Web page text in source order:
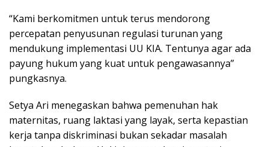
“Kami berkomitmen untuk terus mendorong
percepatan penyusunan regulasi turunan yang
mendukung implementasi UU KIA. Tentunya agar ada
payung hukum yang kuat untuk pengawasannya”
pungkasnya.
Setya Ari menegaskan bahwa pemenuhan hak
maternitas, ruang laktasi yang layak, serta kepastian
kerja tanpa diskriminasi bukan sekadar masalah